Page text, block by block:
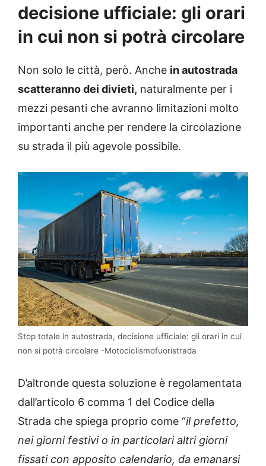
decisione ufficiale: gli orari
in cui non si potrà circolare
Non solo le città, però. Anche in autostrada
scatteranno dei divieti, naturalmente per i
mezzi pesanti che avranno limitazioni molto
importanti anche per rendere la circolazione
su strada il più agevole possibile.
Stop totale in autostrada, decisione ufficiale: gli orari in cui
non si potrà circolare -Motociclismofuoristrada
D’altronde questa soluzione è regolamentata
dall’articolo 6 comma 1 del Codice della
Strada che spiega proprio come “il prefetto,
nei giorni festivi o in particolari altri giorni
fissati con apposito calendario, da emanarsi